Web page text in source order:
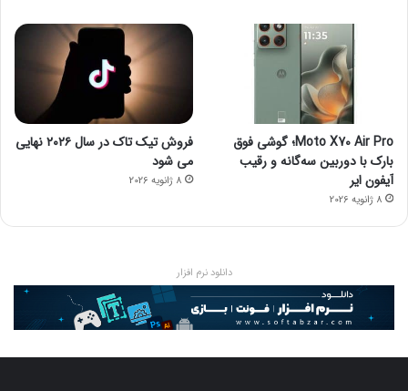
Moto X70 Air Pro؛ گوشی فوق
بارک با دوربین سه‌گانه و رقیب
آیفون ایر
8 ژانویه 2026
فروش تیک تاک در سال ۲۰۲۶ نهایی
می شود
8 ژانویه 2026
دانلود نرم افزار